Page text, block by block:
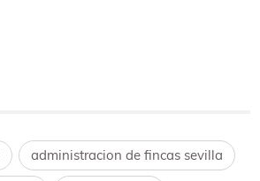
administracion de fincas sevilla